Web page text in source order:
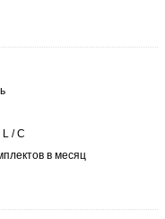
L / C
в месяц